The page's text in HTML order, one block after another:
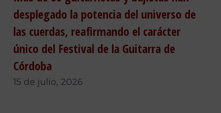
desplegado la potencia del universo de
las cuerdas, reafirmando el carácter
único del Festival de la Guitarra de
Córdoba
15 de julio, 2026